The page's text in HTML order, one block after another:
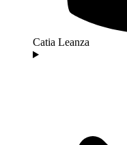
Catia Leanza